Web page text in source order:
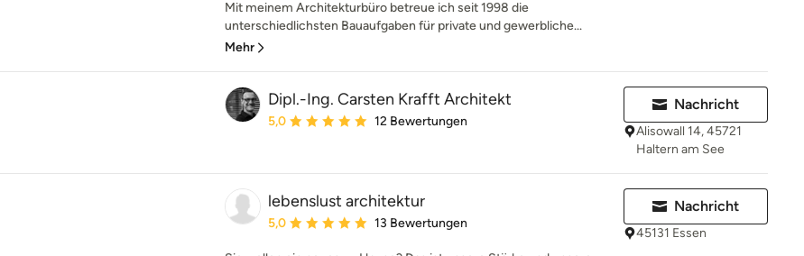
Mit meinem Architekturbüro betreue ich seit 1998 die
unterschiedlichsten Bauaufgaben für private und gewerbliche...
Mehr
Dipl.-Ing. Carsten Krafft Architekt
Durchschnittliche Bewertung: 5 von 5 Sternen
5,0 12 Bewertungen
Nachricht
Alisowall 14, 45721
Haltern am See
lebenslust architektur
Durchschnittliche Bewertung: 5 von 5 Sternen
5,0 13 Bewertungen
Nachricht
45131 Essen